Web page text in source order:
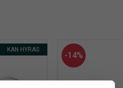
KAN HYRAS
14%